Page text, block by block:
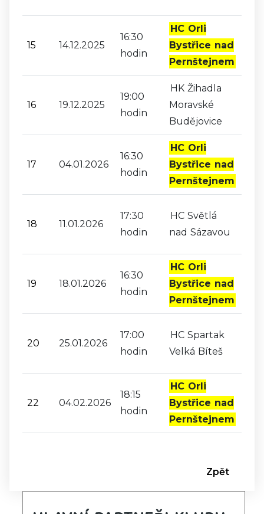
15 14.12.2025
16:30
hodin
HC Orli
Bystřice nad
Pernštejnem
16 19.12.2025
19:00
hodin
HK Žihadla
Moravské
Budějovice
17 04.01.2026
16:30
hodin
HC Orli
Bystřice nad
Pernštejnem
18 11.01.2026
17:30
hodin
HC Světlá
nad Sázavou
19 18.01.2026
16:30
hodin
HC Orli
Bystřice nad
Pernštejnem
20 25.01.2026
17:00
hodin
HC Spartak
Velká Bíteš
22 04.02.2026
18:15
hodin
HC Orli
Bystřice nad
Pernštejnem
Zpět